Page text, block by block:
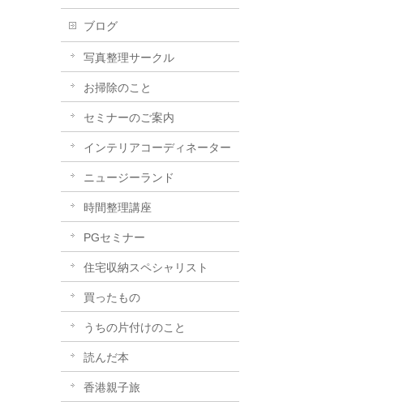
ブログ
写真整理サークル
お掃除のこと
セミナーのご案内
インテリアコーディネーター
ニュージーランド
時間整理講座
PGセミナー
住宅収納スペシャリスト
買ったもの
うちの片付けのこと
読んだ本
香港親子旅